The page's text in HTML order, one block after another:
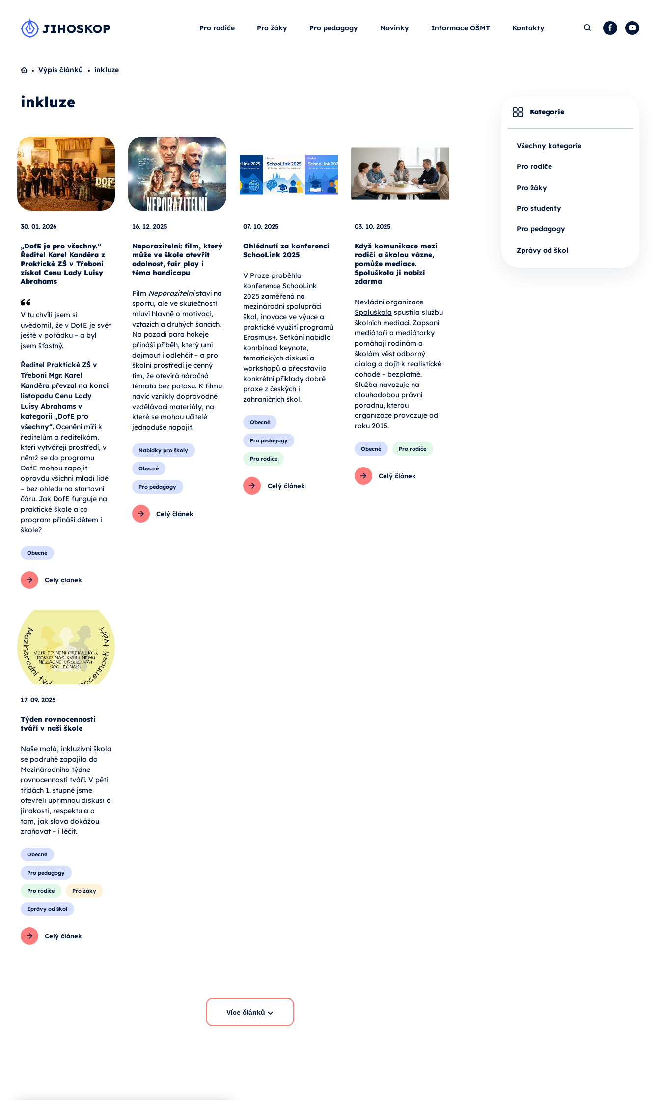
Pro rodiče Pro žáky Pro pedagogy Novinky Informace OŠMT Kontakty Hledat Facebook
Domů
Výpis článků inkluze
inkluze
30. 01. 2026
„DofE je pro všechny.“
Ředitel Karel Kanděra z
Praktické ZŠ v Třeboni
získal Cenu Lady Luisy
Abrahams
V tu chvíli jsem si
uvědomil, že v DofE je svět
ještě v pořádku – a byl
jsem šťastný.
Ředitel Praktické ZŠ v
Třeboni Mgr. Karel
Kanděra převzal na konci
listopadu Cenu Lady
Luisy Abrahams v
kategorii „DofE pro
všechny“.Ocenění míří k
ředitelům a ředitelkám,
kteří vytvářejí prostředí, v
němž se do programu
DofE mohou zapojit
opravdu všichni mladí lidé
– bez ohledu na startovní
čáru. Jak DofE funguje na
praktické škole a co
program přináší dětem i
škole?
Obecné
Celý článek
16. 12. 2025
Neporazitelní: film, který
může ve škole otevřít
odolnost, fair play i
téma handicapu
Film Neporazitelnístaví na
sportu, ale ve skutečnosti
mluví hlavně o motivaci,
vztazích a druhých šancích.
Na pozadí para hokeje
přináší příběh, který umí
dojmout i odlehčit – a pro
školní prostředí je cenný
tím, že otevírá náročná
témata bez patosu. K filmu
navíc vznikly doprovodné
vzdělávací materiály, na
které se mohou učitelé
jednoduše napojit.
Nabídky pro školy
Obecné
Pro pedagogy
Celý článek
07. 10. 2025
Ohlédnutí za konferencí
SchooLink 2025
V Praze proběhla
konference SchooLink
2025 zaměřená na
mezinárodní spolupráci
škol, inovace ve výuce a
praktické využití programů
Erasmus+. Setkání nabídlo
kombinaci keynote,
tematických diskusí a
workshopů a představilo
konkrétní příklady dobré
praxe z českých i
zahraničních škol.
Obecné
Pro pedagogy
Pro rodiče
Celý článek
03. 10. 2025
Když komunikace mezi
rodiči a školou vázne,
pomůže mediace.
Spoluškola ji nabízí
zdarma
Nevládní organizace
Spoluškola spustila službu
školních mediací. Zapsaní
mediátoři a mediátorky
pomáhají rodinám a
školám vést odborný
dialog a dojít k realistické
dohodě – bezplatně.
Služba navazuje na
dlouhodobou právní
poradnu, kterou
organizace provozuje od
roku 2015.
Obecné Pro rodiče
Celý článek
17. 09. 2025
Týden rovnocennosti
tváří v naší škole
Naše malá, inkluzivní škola
se podruhé zapojila do
Mezinárodního týdne
rovnocennosti tváří. V pěti
třídách 1. stupně jsme
otevřeli upřímnou diskusi o
jinakosti, respektu a o
tom, jak slova dokážou
zraňovat – i léčit.
Obecné
Pro pedagogy
Pro rodiče Pro žáky
Zprávy od škol
Celý článek
Více článků
Kategorie
Všechny kategorie
Pro rodiče
Pro žáky
Pro studenty
Pro pedagogy
Zprávy od škol